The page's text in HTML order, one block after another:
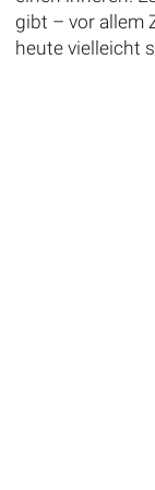
gibt – vor allem
heute vielleicht